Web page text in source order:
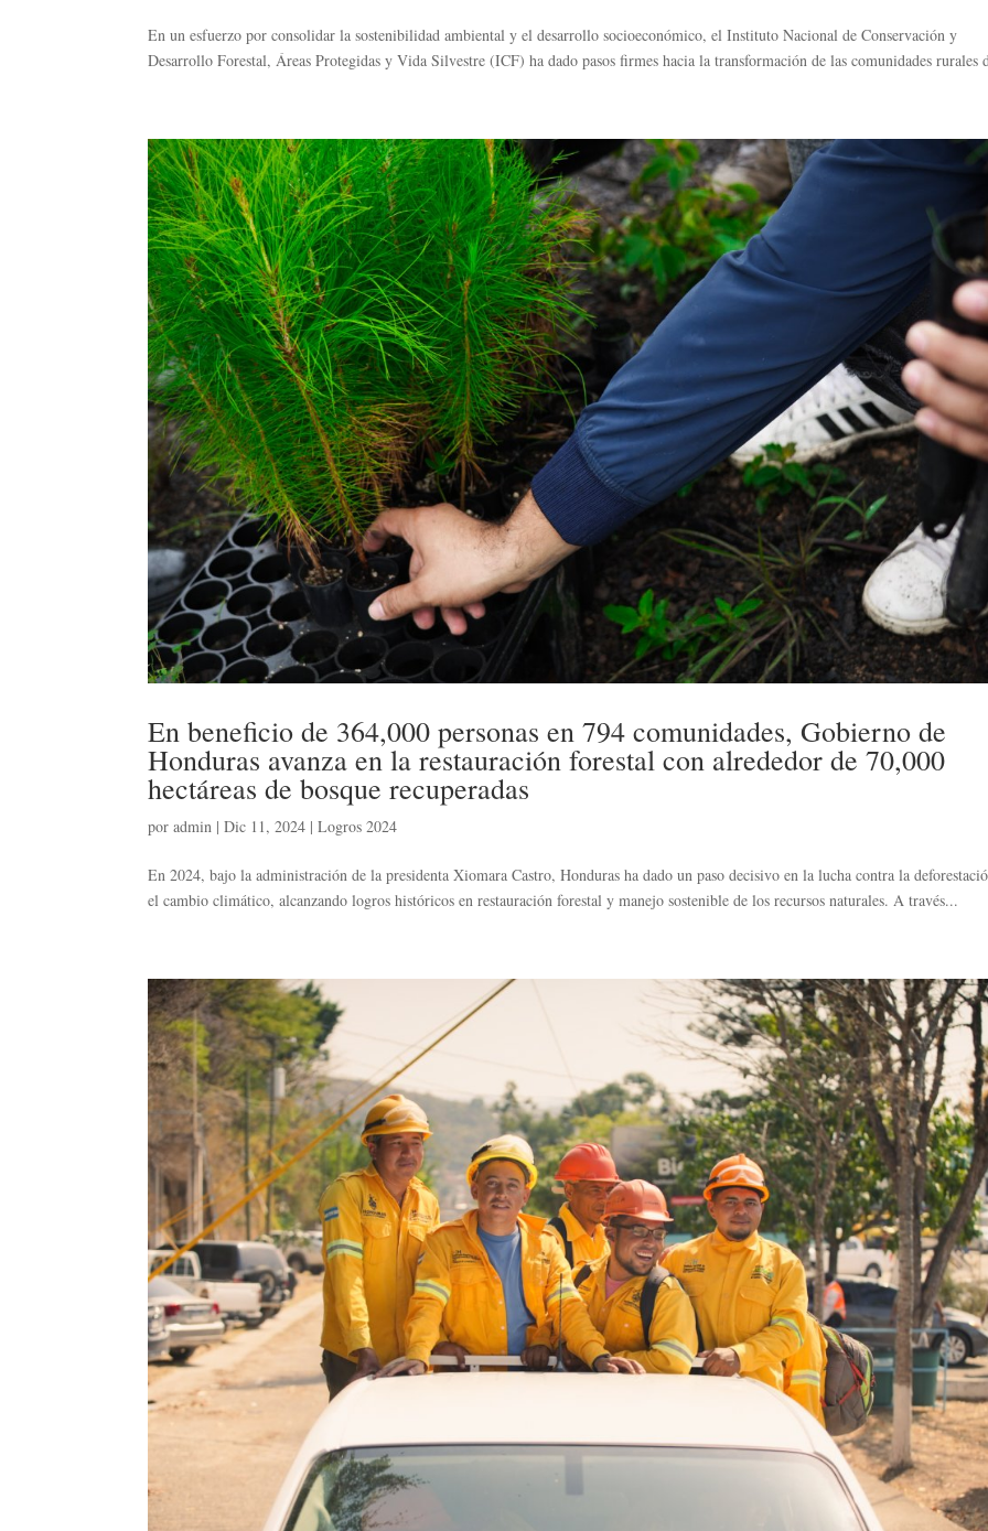
En un esfuerzo por consolidar la sostenibilidad ambiental y el desarrollo socioeconómico, el Instituto Nacional de Conservación y
Desarrollo Forestal, Áreas Protegidas y Vida Silvestre (ICF) ha dado pasos firmes hacia la transformación de las comunidades rurales
En beneficio de 364,000 personas en 794 comunidades, Gobierno de
Honduras avanza en la restauración forestal con alrededor de 70,000
hectáreas de bosque recuperadas
poradmin |Dic 11, 2024 |Logros 2024
En 2024, bajo la administración de la presidenta Xiomara Castro, Honduras ha dado un paso decisivo en la lucha contra la
el cambio climático, alcanzando logros históricos en restauración forestal y manejo sostenible de los recursos naturales. A través...